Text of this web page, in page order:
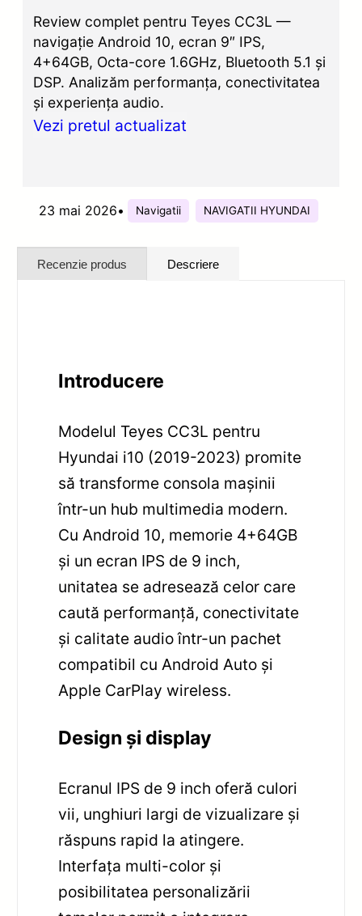
Review complet pentru Teyes CC3L —
navigație Android 10, ecran 9″ IPS,
4+64GB, Octa-core 1.6GHz, Bluetooth 5.1 și
DSP. Analizăm performanța, conectivitatea
și experiența audio.
Vezi pretul actualizat
23 mai 2026• Navigatii NAVIGATII HYUNDAI
Recenzie produs Descriere
Introducere
Modelul Teyes CC3L pentru
Hyundai i10 (2019-2023) promite
să transforme consola mașinii
într-un hub multimedia modern.
Cu Android 10, memorie 4+64GB
și un ecran IPS de 9 inch,
unitatea se adresează celor care
caută performanță, conectivitate
și calitate audio într-un pachet
compatibil cu Android Auto și
Apple CarPlay wireless.
Design și display
Ecranul IPS de 9 inch oferă culori
vii, unghiuri largi de vizualizare și
răspuns rapid la atingere.
Interfața multi-color și
posibilitatea personalizării